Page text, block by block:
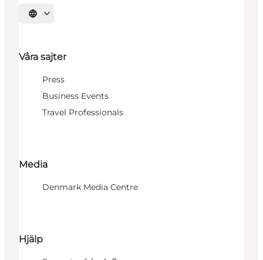
Välj språk
Våra sajter
Press
Business Events
Travel Professionals
Media
Denmark Media Centre
Hjälp